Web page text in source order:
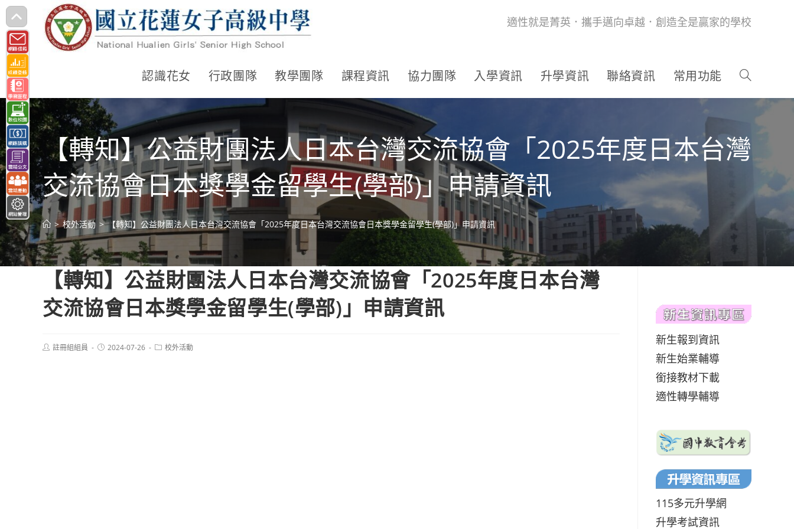
跳
轉
至
主
要
內
容
適性就是菁英．攜手邁向卓越．創造全是贏家的學校
認識花女 行政團隊 教學團隊 課程資訊 協力團隊 入學資訊 升學資訊 聯絡資訊 常用功能
【轉知】公益財團法人日本台灣交流協會「2025年度日本台灣
交流協會日本獎學金留學生(學部)」申請資訊
> 校外活動 > 【轉知】公益財團法人日本台灣交流協會「2025年度日本台灣交流協會日本獎學金留學生(學部)」申請資訊
【轉知】公益財團法人日本台灣交流協會「2025年度日本台灣
交流協會日本獎學金留學生(學部)」申請資訊
Post註冊組組員
Post2024-07-26
Post校外活動
新生報到資訊
新生始業輔導
銜接教材下載
適性轉學輔導
115多元升學網
升學考試資訊